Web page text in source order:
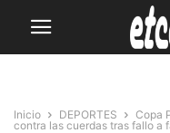
Inicio DEPORTES Copa
contra las cuerdas tras fallo a